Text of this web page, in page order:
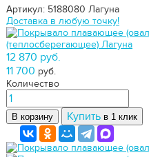
Артикул: 5188080 Лагуна
Доставка в любую точку!
12 870 руб.
11 700 руб.
Количество
В корзину Купить в 1 клик